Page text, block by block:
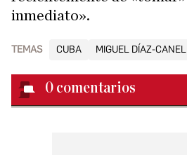
inmediato».
TEMAS CUBA MIGUEL DÍAZ-CANEL
0 comentarios